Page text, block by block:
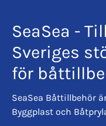
SeaSea -
Sveriges
för
SeaSea Båttillbehör
Byggplast och